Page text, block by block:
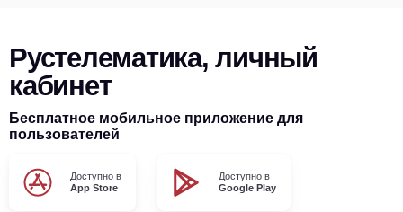
Рустелематика, личный
кабинет
Бесплатное мобильное приложение для
пользователей
Доступно в
App Store
Доступно в
Google Play